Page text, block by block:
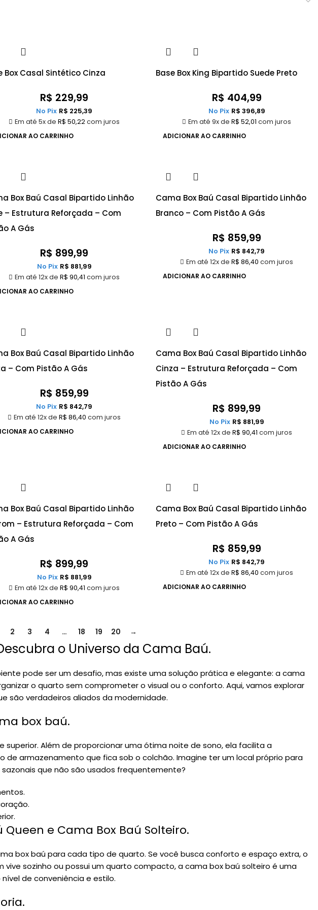
Box Casal Sintético Cinza
R$ 229,99
Em até 5x deR$ 50,22com juros
No Pix R$ 225,39
AO CARRINHO
Base Box King Bipartido Suede Preto
R$ 404,99
Em até 9x deR$ 52,01 com juros
No Pix R$ 396,89
ADICIONAR AO CARRINHO
Box Baú Casal Bipartido Linhão
– Estrutura Reforçada – Com
A Gás
R$ 899,99
Em até 12x deR$ 90,41 com juros
No Pix R$ 881,99
AO CARRINHO
Cama Box Baú Casal Bipartido Linhão
Branco – Com Pistão A Gás
R$ 859,99
Em até 12x deR$ 86,40 com juros
No Pix R$ 842,79
ADICIONAR AO CARRINHO
Box Baú Casal Bipartido Linhão
– Com Pistão A Gás
R$ 859,99
Em até 12x deR$ 86,40 com juros
No Pix R$ 842,79
AO CARRINHO
Cama Box Baú Casal Bipartido Linhão
Cinza – Estrutura Reforçada – Com
Pistão A Gás
R$ 899,99
Em até 12x deR$ 90,41 com juros
No Pix R$ 881,99
ADICIONAR AO CARRINHO
Box Baú Casal Bipartido Linhão
– Estrutura Reforçada – Com
A Gás
R$ 899,99
Em até 12x deR$ 90,41 com juros
No Pix R$ 881,99
AO CARRINHO
Cama Box Baú Casal Bipartido Linhão
Preto – Com Pistão A Gás
R$ 859,99
Em até 12x deR$ 86,40 com juros
No Pix R$ 842,79
ADICIONAR AO CARRINHO
2 3 4 … 18 19 20 →
o Universo da Cama Baú.
pode ser um desafio, mas existe uma solução prática e elegante: a cama
o quarto sem comprometer o visual ou o conforto. Aqui, vamos explorar
são verdadeiros aliados da modernidade.
box baú.
Além de proporcionar uma ótima noite de sono, ela facilita a
armazenamento que fica sob o colchão. Imagine ter um local próprio para
que não são usados frequentemente?
e Cama Box Baú Solteiro.
box baú para cada tipo de quarto. Se você busca conforto e espaço extra, o
vive sozinho ou possui um quarto compacto, a cama box baú solteiro é uma
de conveniência e estilo.